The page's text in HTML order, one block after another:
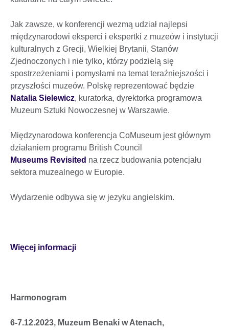
Jak zawsze, w konferencji wezmą udział najlepsi
międzynarodowi eksperci i ekspertki z muzeów i instytucji
kulturalnych z Grecji, Wielkiej Brytanii, Stanów
Zjednoczonych i nie tylko, którzy podzielą się
spostrzeżeniami i pomysłami na temat teraźniejszości i
przyszłości muzeów. Polskę reprezentować będzie
Natalia Sielewicz, kuratorka, dyrektorka programowa
Muzeum Sztuki Nowoczesnej w Warszawie.
Międzynarodowa konferencja CoMuseum jest głównym
działaniem programu British Council
Museums Revisited na rzecz budowania potencjału
sektora muzealnego w Europie.
Wydarzenie odbywa się w jezyku angielskim.
Więcej informacji
Harmonogram
6-7.12.2023, Muzeum Benaki w Atenach,